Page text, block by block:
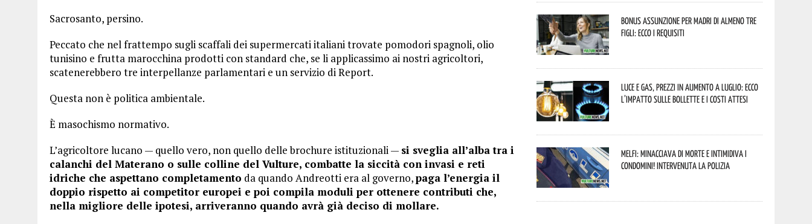
Sacrosanto, persino.
Peccato che nel frattempo sugli scaffali dei supermercati italiani trovate pomodori spagnoli, olio
tunisino e frutta marocchina prodotti con standard che, se li applicassimo ai nostri agricoltori,
scatenerebbero tre interpellanze parlamentari e un servizio di Report.
Questa non è politica ambientale.
È masochismo normativo.
L’agricoltore lucano — quello vero, non quello delle brochure istituzionali — si sveglia all’alba tra i
calanchi del Materano o sulle colline del Vulture, combatte la siccità con invasi e reti
idriche che aspettano completamento da quando Andreotti era al governo,paga l’energia il
doppio rispetto ai competitor europei e poi compila moduli per ottenere contributi che,
nella migliore delle ipotesi, arriveranno quando avrà già deciso di mollare.
Bonus assunzione per madri di almeno tre
figli: ecco i requisiti
Luce e gas, prezzi in aumento a luglio: ecco
l’impatto sulle bollette e i costi attesi
Melfi: minacciava di morte e intimidiva i
condomini! Intervenuta la Polizia